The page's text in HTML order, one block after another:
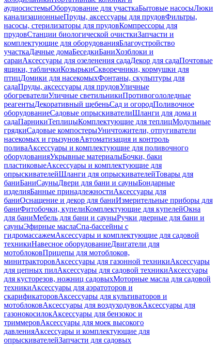
аудиосистемыОборудование для участкаБытовые насосыЛюки
канализационныеПруды, аксессуары для прудовФильтры,
насосы, стерилизаторы для прудовКомпрессоры для
прудовСтанции биологической очисткиЗапчасти и
комплектующие для оборудованияБлагоустройство
участкаДачные домаБеседкиБаниХозблоки и
сараиАксессуары для озеленения садаДекор для садаПочтовые
ящики, табличкиКозырькиСкворечники, кормушки для
птицДомики для насекомыхФонтаны, скульптуры для
садаПруды, аксессуары для прудовУличные
обогревателиУличные светильникиПротивогололедные
реагентыДекоративный щебеньСад и огородПоливочное
оборудованиеСадовые опрыскивателиШланги для дома и
садаПарникиТеплицыКомплектующие для теплицМодульные
грядкиСадовые компостерыУничтожители, отпугиватели
насекомых и грызуновАвтоматизация и контроль
поливаАксессуары и комплектующие для поливочного
оборудованияУкрывные материалыБочки, баки
пластиковыеАксессуары и комплектующие для
опрыскивателейШланги для опрыскивателейТовары для
баниБаниСауныДвери для бани и сауныБондарные
изделияБанные принадлежностиАксессуары для
баниОснащение и декор для баниИзмерительные приборы для
баниФитобочки, купелиКомплектующие для купелейОкна
для баниМебель для бани и сауныРучки дверные для бани и
сауныЭфирные маслаСпа-бассейны с
гидромассажемАксессуары и комплектующие для садовой
техникиНавесное оборудованиеДвигатели для
мотоблоковПрицепы для мотоблоков,
минитракторовАксессуары для газонной техникиАксессуары
для цепных пилАксессуары для садовой техникиАксессуары
для кусторезов, ножниц садовыхМоторные масла для садовой
техникиАксессуары для аэратоторов и
скарификаторовАксессуары для культиваторов и
мотоблоковАксессуары для воздуходувокАксессуары для
газонокосилокАксессуары для бензокос и
триммеровАксессуары для моек высокого
давленияАксессуары и комплектующие для
опрыскивателейЗапчасти для садовых